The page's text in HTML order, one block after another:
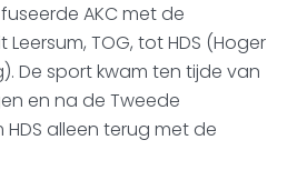
AKC met de
TOG, tot HDS (Hoger
De sport kwam ten tijde van
en na de Tweede
alleen terug met de